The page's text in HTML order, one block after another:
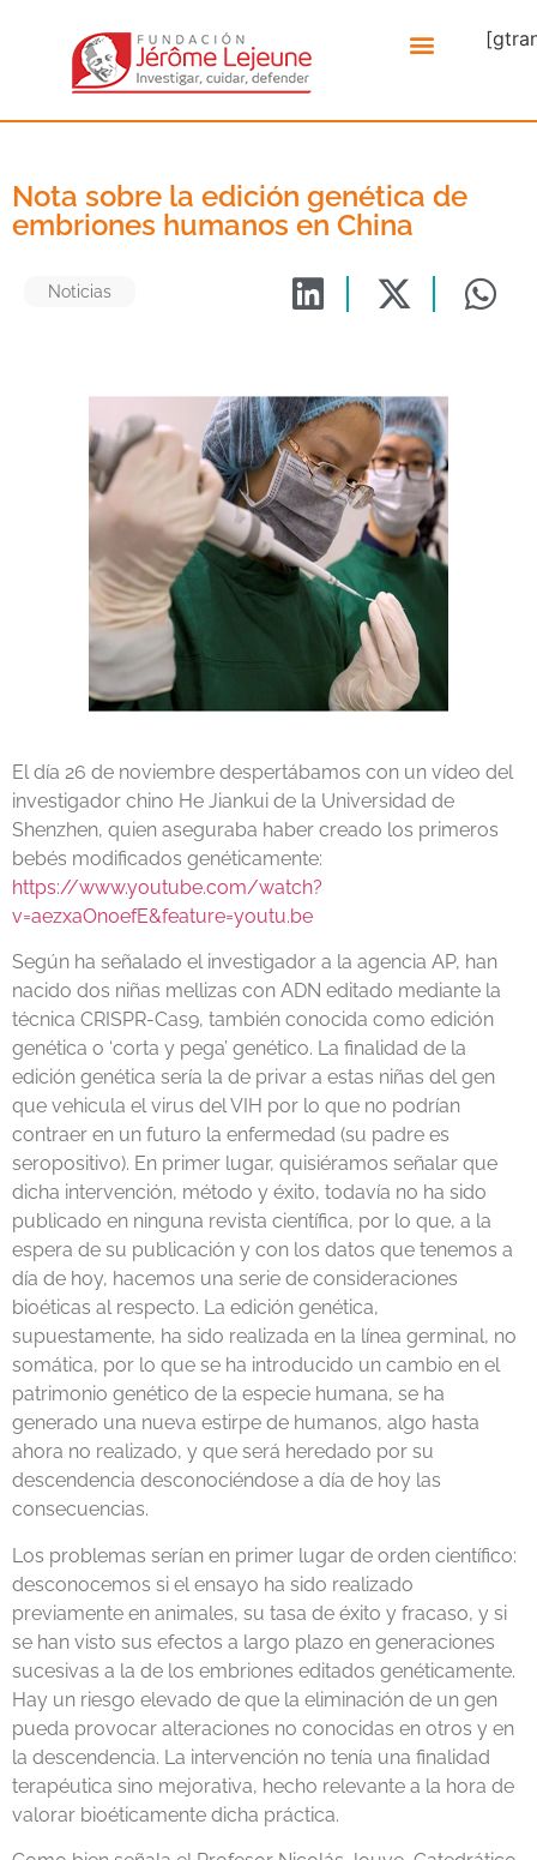
Nota sobre la edición genética de
embriones humanos en China
Noticias
El día 26 de noviembre despertábamos con un vídeo del
investigador chino He Jiankui de la Universidad de
Shenzhen, quien aseguraba haber creado los primeros
bebés modificados genéticamente:
https://www.youtube.com/watch?
v=aezxaOn0efE&feature=youtu.be
Según ha señalado el investigador a la agencia AP, han
nacido dos niñas mellizas con ADN editado mediante la
técnica CRISPR-Cas9, también conocida como edición
genética o ‘corta y pega’ genético. La finalidad de la
edición genética sería la de privar a estas niñas del gen
que vehicula el virus del VIH por lo que no podrían
contraer en un futuro la enfermedad (su padre es
seropositivo). En primer lugar, quisiéramos señalar que
dicha intervención, método y éxito, todavía no ha sido
publicado en ninguna revista científica, por lo que, a la
espera de su publicación y con los datos que tenemos a
día de hoy, hacemos una serie de consideraciones
bioéticas al respecto. La edición genética,
supuestamente, ha sido realizada en la línea germinal, no
somática, por lo que se ha introducido un cambio en el
patrimonio genético de la especie humana, se ha
generado una nueva estirpe de humanos, algo hasta
ahora no realizado, y que será heredado por su
descendencia desconociéndose a día de hoy las
consecuencias.
Los problemas serían en primer lugar de orden científico:
desconocemos si el ensayo ha sido realizado
previamente en animales, su tasa de éxito y fracaso, y si
se han visto sus efectos a largo plazo en generaciones
sucesivas a la de los embriones editados genéticamente.
Hay un riesgo elevado de que la eliminación de un gen
pueda provocar alteraciones no conocidas en otros y en
la descendencia. La intervención no tenía una finalidad
terapéutica sino mejorativa, hecho relevante a la hora de
valorar bioéticamente dicha práctica.